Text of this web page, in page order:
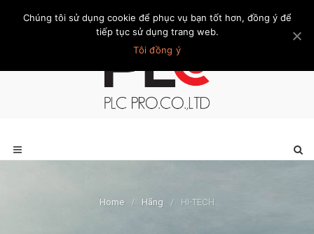
Trang chủ Giới thiệu Khách hàng Liên hệ Thành viên
Home / Hãng / HI-TECH
Chúng tôi sử dụng cookie để phục vụ bạn tốt hơn, đồng ý để
tiếp tục sử dụng trang web.
Tôi đồng ý